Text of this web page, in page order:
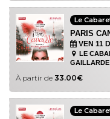
Le
PARIS
VEN 11
LE
GAILLARDE
À partir de 33.00€
Le